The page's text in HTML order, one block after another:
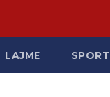
LAJME SPORT